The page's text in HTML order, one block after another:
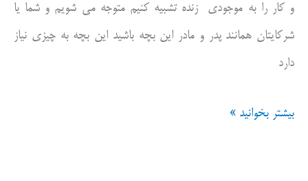
و کار را به موجودی زنده تشبیه کنیم متوجه می شویم و شما یا
شرکایتان همانند پدر و مادر این بچه باشید این بچه به چیزی نیاز
دارد
جدول
بیشتر بخوانید »